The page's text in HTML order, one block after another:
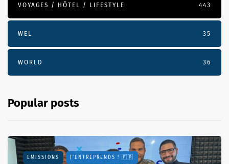
VOYAGES / HÔTEL / LIFESTYLE 443
WEL 35
WORLD 36
Popular posts
EMISSIONS J'ENTREPRENDS ! 🇫🇷